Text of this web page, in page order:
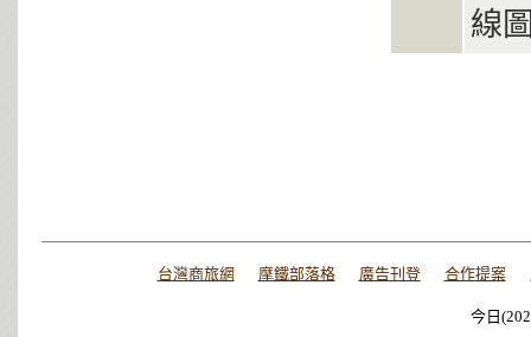
線
台灣商旅網 摩鐵部落格 廣告刊登 合作提案
今日